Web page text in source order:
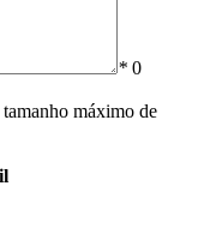
* 0
máximo de